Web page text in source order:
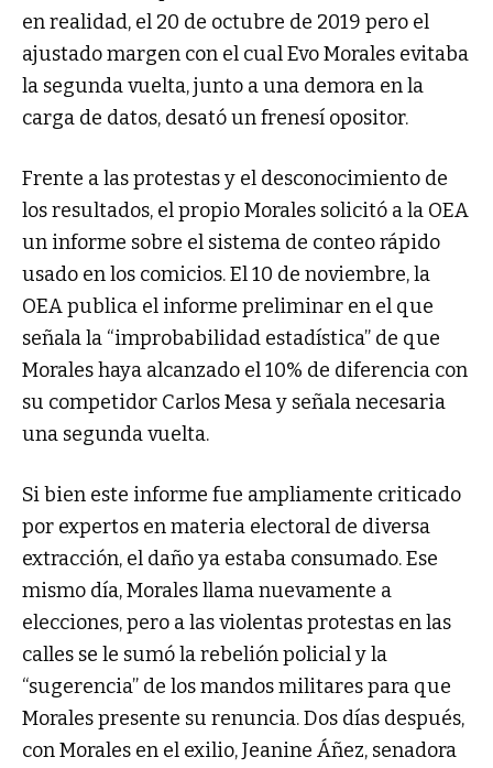
en realidad, el 20 de octubre de 2019 pero el
ajustado margen con el cual Evo Morales evitaba
la segunda vuelta, junto a una demora en la
carga de datos, desató un frenesí opositor.
Frente a las protestas y el desconocimiento de
los resultados, el propio Morales solicitó a la OEA
un informe sobre el sistema de conteo rápido
usado en los comicios. El 10 de noviembre, la
OEA publica el informe preliminar en el que
señala la “improbabilidad estadística” de que
Morales haya alcanzado el 10% de diferencia con
su competidor Carlos Mesa y señala necesaria
una segunda vuelta.
Si bien este informe fue ampliamente criticado
por expertos en materia electoral de diversa
extracción, el daño ya estaba consumado. Ese
mismo día, Morales llama nuevamente a
elecciones, pero a las violentas protestas en las
calles se le sumó la rebelión policial y la
“sugerencia” de los mandos militares para que
Morales presente su renuncia. Dos días después,
con Morales en el exilio, Jeanine Áñez, senadora